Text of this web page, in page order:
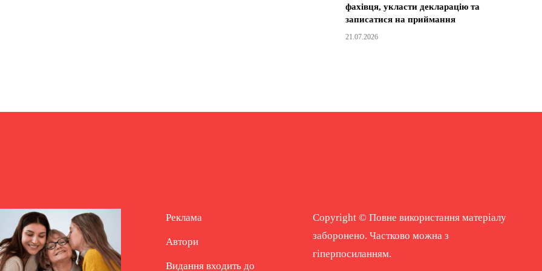
фахівця, укласти декларацію та
записатися на приймання
21.07.2026
Реклама
Автори
Видання входить до
Copyright © Повне використання матеріалу
заборонено. Частково можна з
гіперпосиланням.